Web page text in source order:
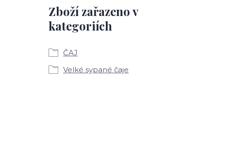
Zboží zařazeno v
kategoriích
ČAJ
Velké sypané čaje